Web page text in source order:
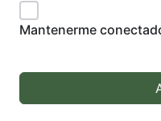
Mantenerme